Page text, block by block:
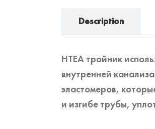
Description
HTEA тройник
внутренней
эластомеров,
и изгибе трубы,